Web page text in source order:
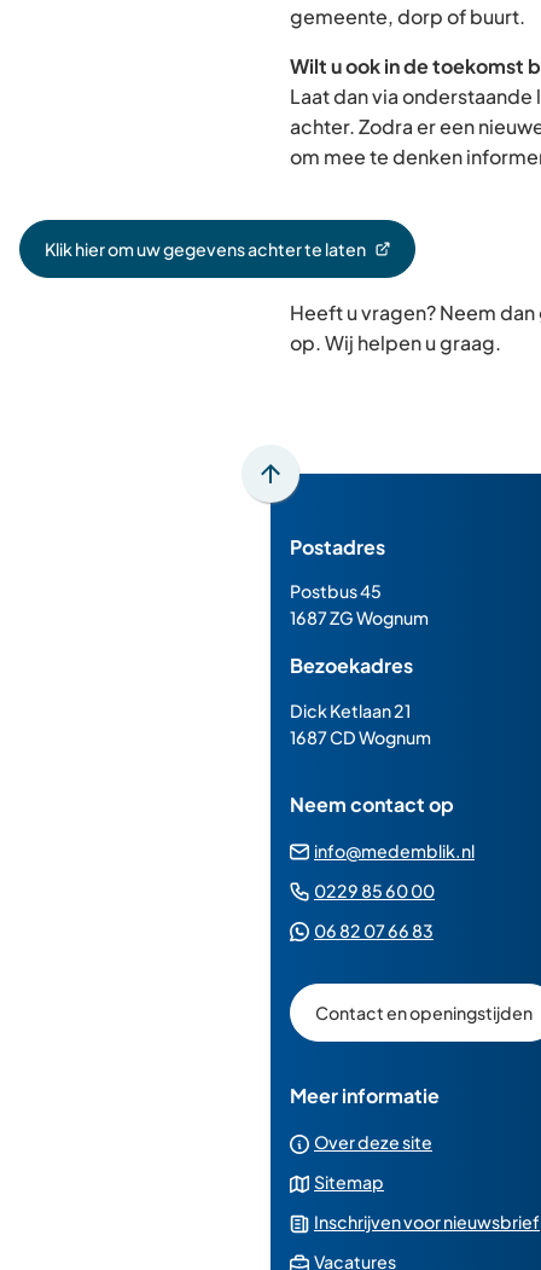
gemeente, dorp of buurt.
Wilt u ook in de toekomst
Laat dan via
achter. Zodra er een
om mee te denken
Klik hier om uw gegevens achter te laten
(Verwijst
Heeft u vragen? Neem
op. Wij helpen u graag.
Scroll
boven
het
van
de
paginainhoud
Postadres
Postbus 45
1687 ZG Wognum
Bezoekadres
Dick Ketlaan 21
1687 CD Wognum
Neem contact op
info@medemblik.nl
0229 85 60 00(Verwijst
06 82 07 66 83
een
Whatsapp
Contact en openingstijden
Meer informatie
Over deze site
Sitemap
Inschrijven voor nieuwsbrief
Vacatures(Verwijst